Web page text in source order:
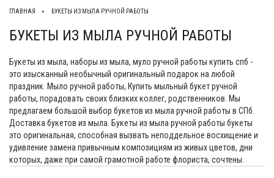
ГЛАВНАЯ БУКЕТЫ ИЗ МЫЛА РУЧНОЙ РАБОТЫ
БУКЕТЫ ИЗ МЫЛА РУЧНОЙ РАБОТЫ
Букеты из мыла, наборы из мыла, муло ручной работы купить спб -
это изысканный необычный оригинальный подарок на любой
праздник. Мыло ручной работы, Купить мыльный букет ручной
работы, порадовать своих близких коллег, родственников. Мы
предлагаем большой выбор букетов из мыла ручной работы в СПб.
Доставка букетов из мыла. Букеты из мыла ручной работы букеты
это оригинальная, способная вызвать неподдельное восхищение и
удивление замена привычным композициям из живых цветов, дни
которых, даже при самой грамотной работе флориста, сочтены.